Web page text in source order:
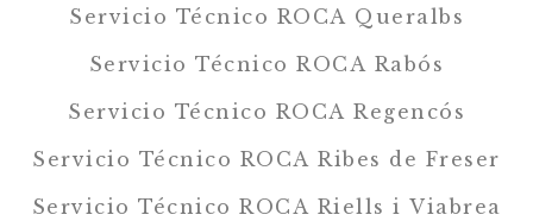
Servicio Técnico ROCA Queralbs
Servicio Técnico ROCA Rabós
Servicio Técnico ROCA Regencós
Servicio Técnico ROCA Ribes de Freser
Servicio Técnico ROCA Riells i Viabrea